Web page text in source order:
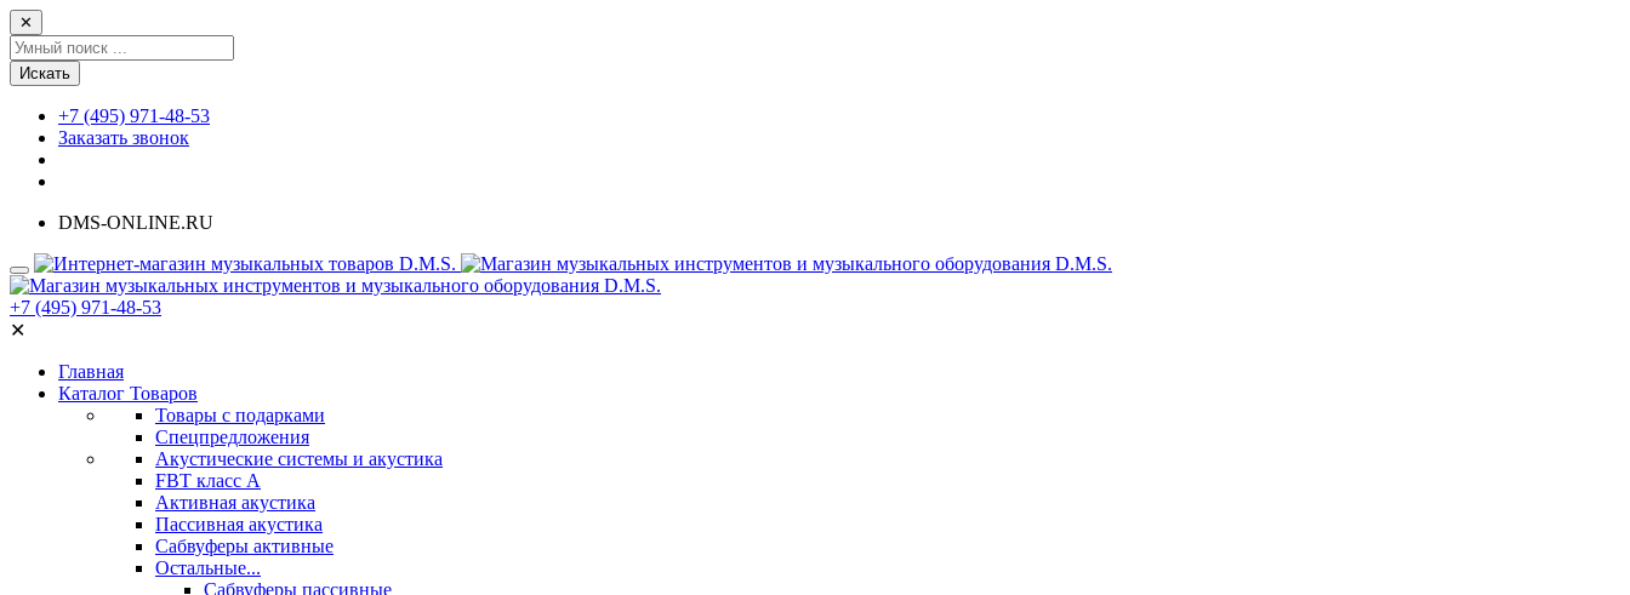
✕
Искать
+7 (495) 971-48-53
Заказать звонок
DMS-ONLINE.RU
+7 (495) 971-48-53
✕
Главная
Каталог Товаров
Товары с подарками
Спецпредложения
Акустические системы и акустика
FBT класс А
Активная акустика
Пассивная акустика
Сабвуферы активные
Остальные...
Сабвуферы пассивные